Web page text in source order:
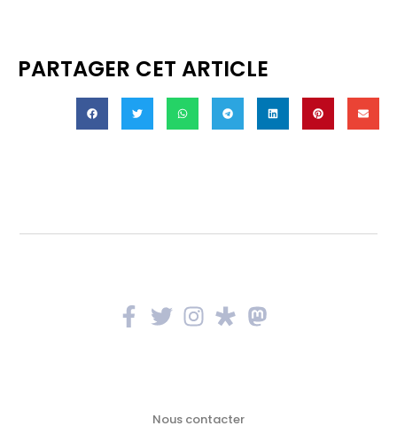
PARTAGER CET ARTICLE
Nous contacter